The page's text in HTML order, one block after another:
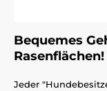
Bequemes
Jeder